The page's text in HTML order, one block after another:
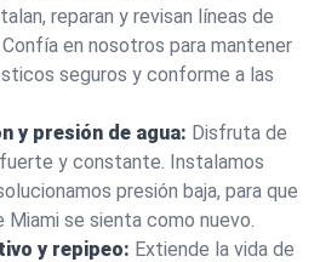
reparan y revisan líneas de
en nosotros para mantener
seguros y conforme a las
y presión de agua: Disfruta de
y constante. Instalamos
presión baja, para que
se sienta como nuevo.
y repipeo: Extiende la vida de